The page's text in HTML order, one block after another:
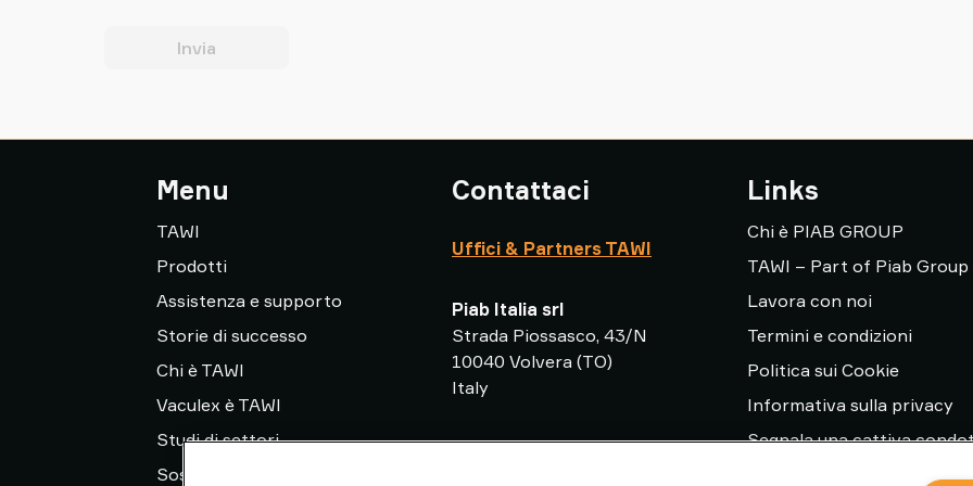
Invia
Menu
TAWI
Prodotti
Assistenza e supporto
Storie di successo
Chi è TAWI
Vaculex è TAWI
Studi di settori
Sostenibilità in TAWI
Contattaci
Uffici & Partners TAWI
Piab Italia srl
Strada Piossasco, 43/N
10040 Volvera (TO)
Italy
la.it.info@piab.com
Links
Chi è PIAB GROUP
TAWI – Part of Piab Group
Lavora con noi
Termini e condizioni
Politica sui Cookie
Informativa sulla privacy
Segnala una cattiva